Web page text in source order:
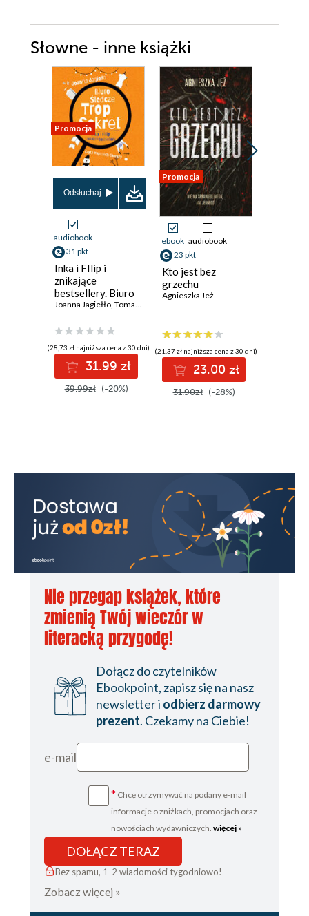
Słowne - inne książki
Promocja
Odsłuchaj
audiobook
31 pkt
Inka i FIlip i
znikające
bestsellery. Biuro
śledcze Trop
Joanna Jagiełło Tomasz Kozłowski
(28,73 zł najniższa cena z 30 dni)
31.99 zł
39.99zł (-20%)
Promocja
ebook audiobook
23 pkt
Kto jest bez
grzechu
Agnieszka Jeż
(21,37 zł najniższa cena z 30 dni)
23.00 zł
31.90zł (-28%)
Nie przegap książek, które
zmienią Twój wieczór w
literacką przygodę!
Dołącz do czytelników
Ebookpoint, zapisz się na nasz
newsletter i odbierz darmowy
prezent. Czekamy na Ciebie!
e-mail
* Chcę otrzymywać na podany e-mail
informacje o zniżkach, promocjach oraz
nowościach wydawniczych. więcej »
DOŁĄCZ TERAZ
Bez spamu, 1-2 wiadomości tygodniowo!
Zobacz więcej »